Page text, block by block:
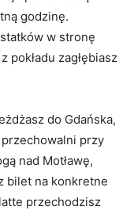
godzinę.
w stronę
pokładu zagłębiasz
do Gdańska,
przy
nad Motławę,
bilet na konkretne
przechodzisz